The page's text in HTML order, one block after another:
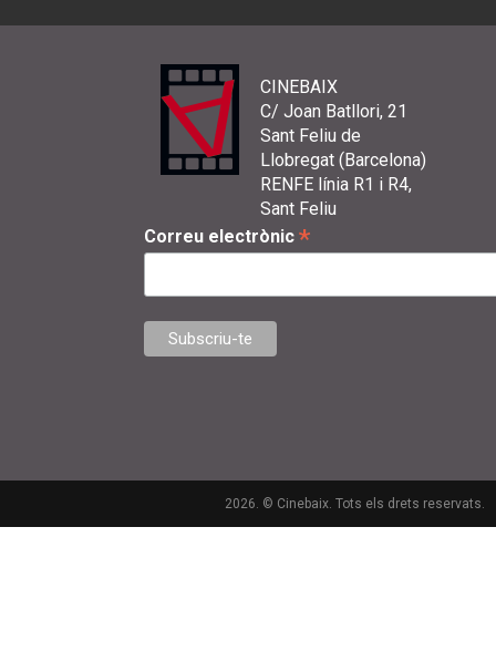
CINEBAIX
C/ Joan Batllori, 21
Sant Feliu de
Llobregat (Barcelona)
RENFE línia R1 i R4,
Sant Feliu
Correu electrònic *
2026. © Cinebaix. Tots els drets reservats.